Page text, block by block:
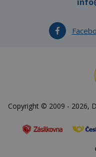
Copyright © 2009 - 2026,